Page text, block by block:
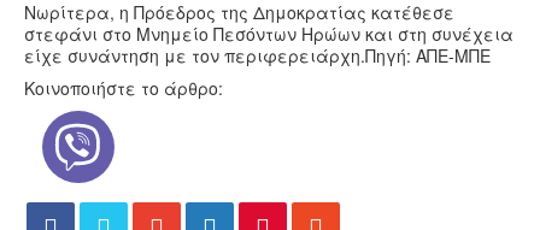
Νωρίτερα, η Πρόεδρος της Δημοκρατίας κατέθεσε
στεφάνι στο Μνημείο Πεσόντων Ηρώων και στη συνέχεια
είχε συνάντηση με τον περιφερειάρχη.Πηγή: ΑΠΕ-ΜΠΕ
Κοινοποιήστε το άρθρο: